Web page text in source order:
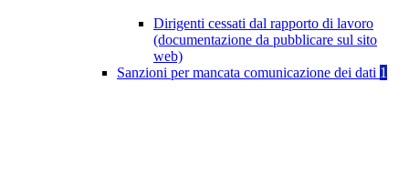
Dirigenti cessati dal rapporto di lavoro
(documentazione da pubblicare sul sito
web)
Sanzioni per mancata comunicazione dei dati 1